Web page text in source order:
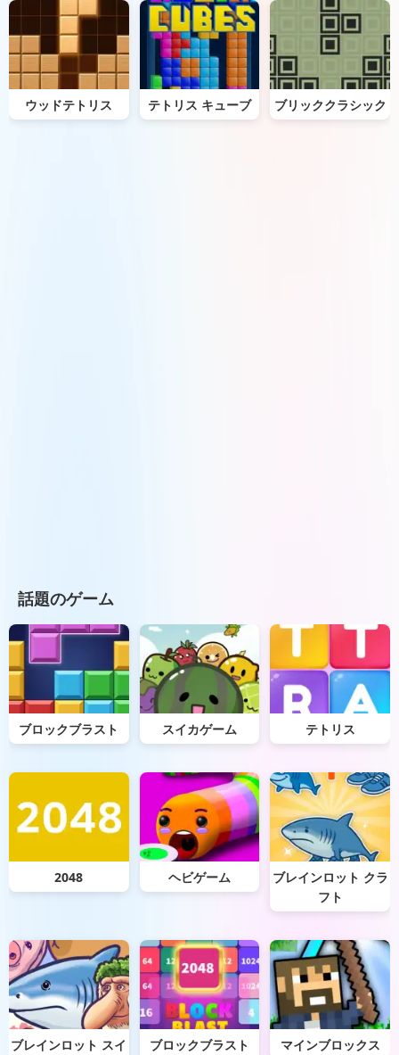
ウッドテトリス テトリス キューブ ブリッククラシック
話題のゲーム
ブロックブラスト スイカゲーム テトリス
2048 ヘビゲーム
ブレインロット クラ
フト
ブレインロット スイ
ブロックブラスト
マインブロックス